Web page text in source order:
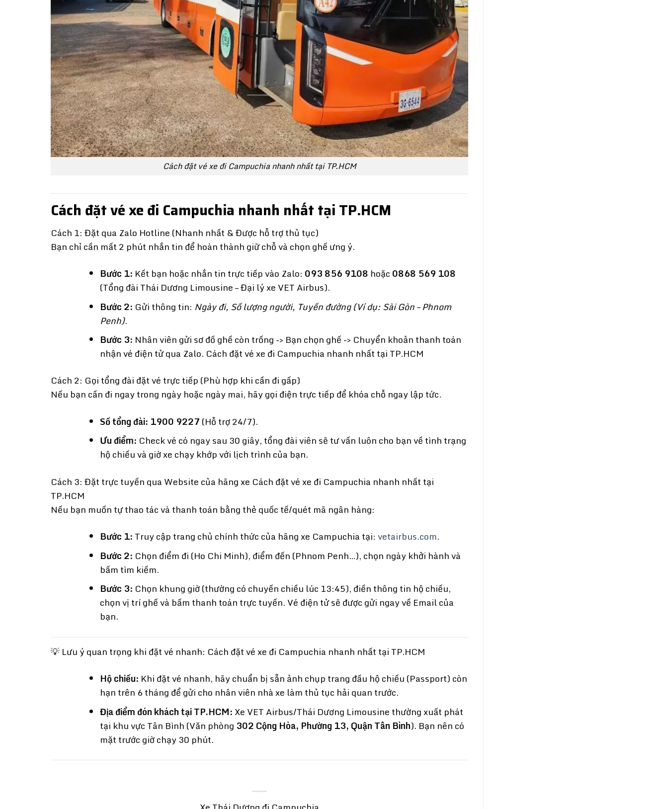
Cách đặt vé xe đi Campuchia nhanh nhất tại TP.HCM
Cách đặt vé xe đi Campuchia nhanh nhất tại TP.HCM
Cách 1: Đặt qua Zalo Hotline (Nhanh nhất & Được hỗ trợ thủ tục)
Bạn chỉ cần mất 2 phút nhắn tin để hoàn thành giữ chỗ và chọn ghế ưng ý.
Bước 1: Kết bạn hoặc nhắn tin trực tiếp vào Zalo: 093 856 9108 hoặc 0868 569 108
(Tổng đài Thái Dương Limousine – Đại lý xe VET Airbus).
Bước 2: Gửi thông tin: Ngày đi, Số lượng người, Tuyến đường (Ví dụ: Sài Gòn – Phnom
Penh).
Bước 3: Nhân viên gửi sơ đồ ghế còn trống -> Bạn chọn ghế -> Chuyển khoản thanh toán
nhận vé điện tử qua Zalo. Cách đặt vé xe đi Campuchia nhanh nhất tại TP.HCM
Cách 2: Gọi tổng đài đặt vé trực tiếp (Phù hợp khi cần đi gấp)
Nếu bạn cần đi ngay trong ngày hoặc ngày mai, hãy gọi điện trực tiếp để khóa chỗ ngay lập tức.
Số tổng đài: 1900 9227 (Hỗ trợ 24/7).
Ưu điểm: Check vé có ngay sau 30 giây, tổng đài viên sẽ tư vấn luôn cho bạn về tình trạng
hộ chiếu và giờ xe chạy khớp với lịch trình của bạn.
Cách 3: Đặt trực tuyến qua Website của hãng xe Cách đặt vé xe đi Campuchia nhanh nhất tại
TP.HCM
Nếu bạn muốn tự thao tác và thanh toán bằng thẻ quốc tế/quét mã ngân hàng:
Bước 1: Truy cập trang chủ chính thức của hãng xe Campuchia tại: vetairbus.com.
Bước 2: Chọn điểm đi (Ho Chi Minh), điểm đến (Phnom Penh…), chọn ngày khởi hành và
bấm tìm kiếm.
Bước 3: Chọn khung giờ (thường có chuyến chiều lúc 13:45), điền thông tin hộ chiếu,
chọn vị trí ghế và bấm thanh toán trực tuyến. Vé điện tử sẽ được gửi ngay về Email của
bạn.
💡 Lưu ý quan trọng khi đặt vé nhanh: Cách đặt vé xe đi Campuchia nhanh nhất tại TP.HCM
Hộ chiếu: Khi đặt vé nhanh, hãy chuẩn bị sẵn ảnh chụp trang đầu hộ chiếu (Passport) còn
hạn trên 6 tháng để gửi cho nhân viên nhà xe làm thủ tục hải quan trước.
Địa điểm đón khách tại TP.HCM: Xe VET Airbus/Thái Dương Limousine thường xuất phát
tại khu vực Tân Bình (Văn phòng 302 Cộng Hòa, Phường 13, Quận Tân Bình). Bạn nên có
mặt trước giờ chạy 30 phút.